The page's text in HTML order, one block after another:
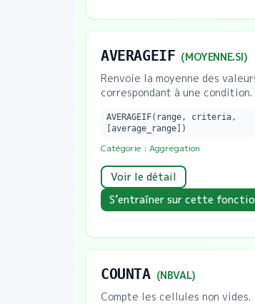
AVERAGEIF (MOYENNE.SI)
Renvoie la moyenne des
correspondant à une condition.
AVERAGEIF(range, criteria,
[average_range])
Catégorie : Aggregation
Voir le détail
S’entraîner sur cette
COUNTA (NBVAL)
Compte les cellules non vides.